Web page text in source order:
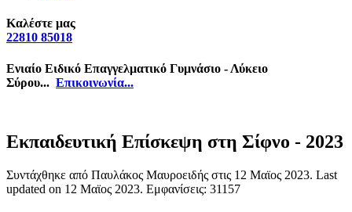
Καλέστε μας
22810 85018
Ενιαίο Ειδικό Επαγγελματικό Γυμνάσιο - Λύκειο
Σύρου... Επικοινωνία...
Εκπαιδευτική Επίσκεψη στη Σίφνο - 2023
Συντάχθηκε από Παυλάκος Μαυροειδής στις 12 Μαϊος 2023. Last
updated on 12 Μαϊος 2023. Εμφανίσεις: 31157